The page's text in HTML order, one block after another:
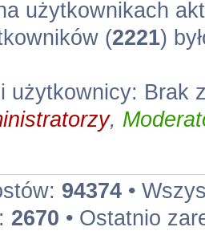
użytkownikach
(2221)
użytkownicy: Brak
,
94374 •
2670 • Ostatnio